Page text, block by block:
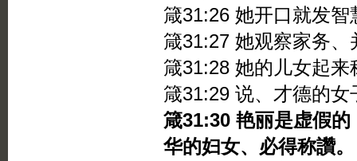
箴31:26 她开口就发
箴31:27 她观察家务、
箴31:28 她的儿女起
箴31:29 说、才德的
箴31:30 艳丽是虚假
华的妇女、必得称讚。